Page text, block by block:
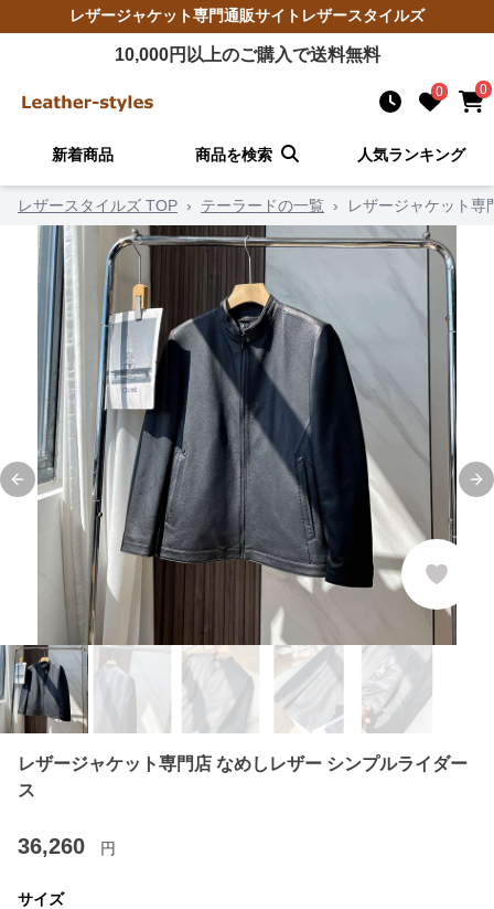
レザージャケット専門通販サイト レザースタイルズ
10,000円以上のご購入で送料無料
0 0
新着商品 商品を検索 人気ランキング
レザースタイルズ TOP › テーラードの一覧 › レザージャケット専
Previous slide
レザージャケット専門店 なめしレザー シンプルライダー
ス
36,260 円
サイズ